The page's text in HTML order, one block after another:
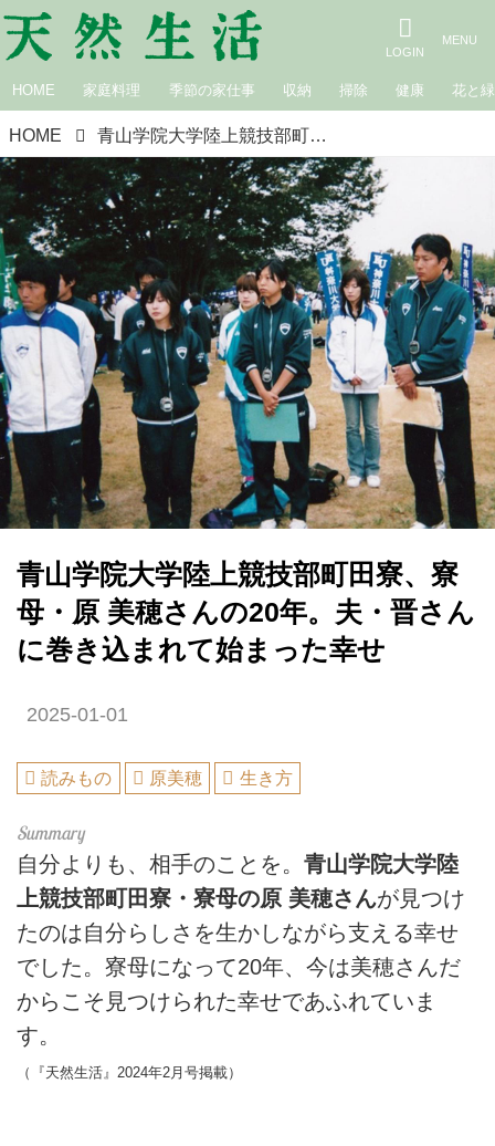
HOME 家庭料理 季節の家仕事 収納 掃除 健康 花と緑
HOME 青山学院大学陸上競技部町田寮、寮母・原 美穂さんの20年。夫・晋さんに巻き込まれて始まった幸せ
青山学院大学陸上競技部町田寮、寮
母・原 美穂さんの20年。夫・晋さん
に巻き込まれて始まった幸せ
2025-01-01
読みもの 原美穂 生き方
自分よりも、相手のことを。 青山学院大学陸
上競技部町田寮・寮母の原 美穂さんが見つけ
たのは自分らしさを生かしながら支える幸せ
でした。寮母になって20年、今は美穂さんだ
からこそ見つけられた幸せであふれていま
す。
（『天然生活』2024年2月号掲載）